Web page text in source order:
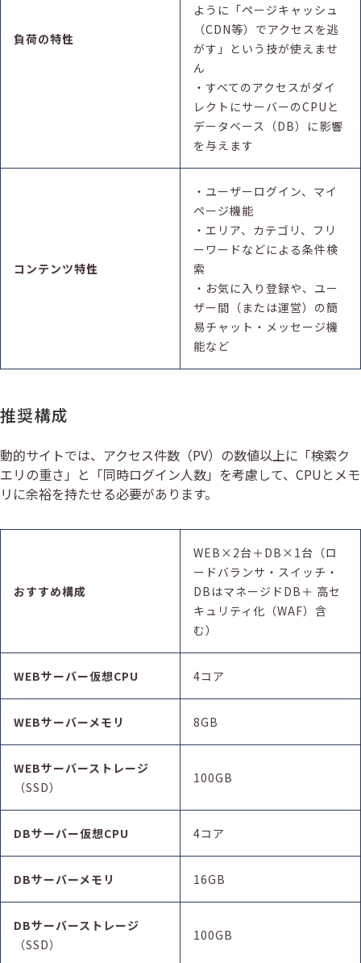
負荷の特性
ように「ページキャッシュ
（CDN等）でアクセスを逃
がす」という技が使えませ
ん
・すべてのアクセスがダイ
レクトにサーバーのCPUと
データベース（DB）に影響
を与えます
コンテンツ特性
・ユーザーログイン、マイ
ページ機能
・エリア、カテゴリ、フリ
ーワードなどによる条件検
索
・お気に入り登録や、ユー
ザー間（または運営）の簡
易チャット・メッセージ機
能など
推奨構成
動的サイトでは、アクセス件数（PV）の数値以上に「検索ク
エリの重さ」と「同時ログイン人数」を考慮して、CPUとメモ
リに余裕を持たせる必要があります。
おすすめ構成
WEB×2台＋DB×1台（ロ
ードバランサ・スイッチ・
DBはマネージドDB＋ 高セ
キュリティ化（WAF）含
む）
WEBサーバー仮想CPU 4コア
WEBサーバーメモリ 8GB
WEBサーバーストレージ
（SSD）
100GB
DBサーバー仮想CPU 4コア
DBサーバーメモリ 16GB
DBサーバーストレージ
（SSD）
100GB